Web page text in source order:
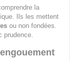
la
Ils les mettent
ou non fondées.
prudence.